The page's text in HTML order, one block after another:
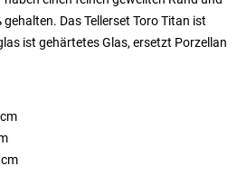
Das Tellerset Toro Titan ist
ist gehärtetes Glas, ersetzt Porzellan